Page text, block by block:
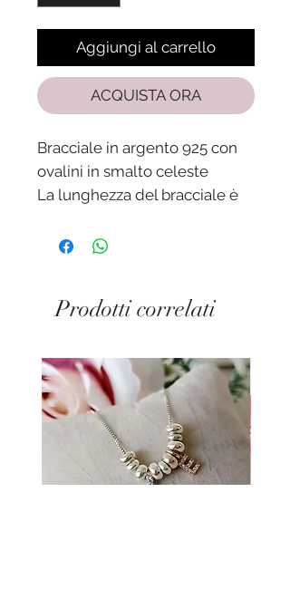
Aggiungi al carrello
ACQUISTA ORA
Bracciale in argento 925 con
ovalini in smalto celeste
La lunghezza del bracciale è
allungamento.
Prodotti correlati